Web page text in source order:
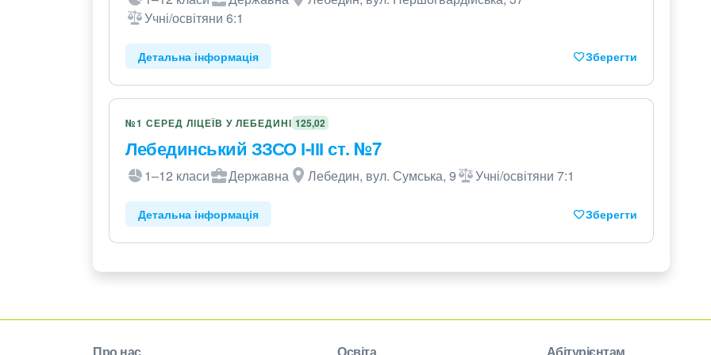
Учні/освітяни 6:1
Детальна інформація Зберегти
№1 СЕРЕД ЛІЦЕЇВ У ЛЕБЕДИНІ 125,02
Лебединський ЗЗСО І-ІІІ ст. №7
1–12 класи Державна Лебедин, вул. Сумська, 9 Учні/освітяни 7:1
Детальна інформація Зберегти
Про нас Освіта Абітурієнтам